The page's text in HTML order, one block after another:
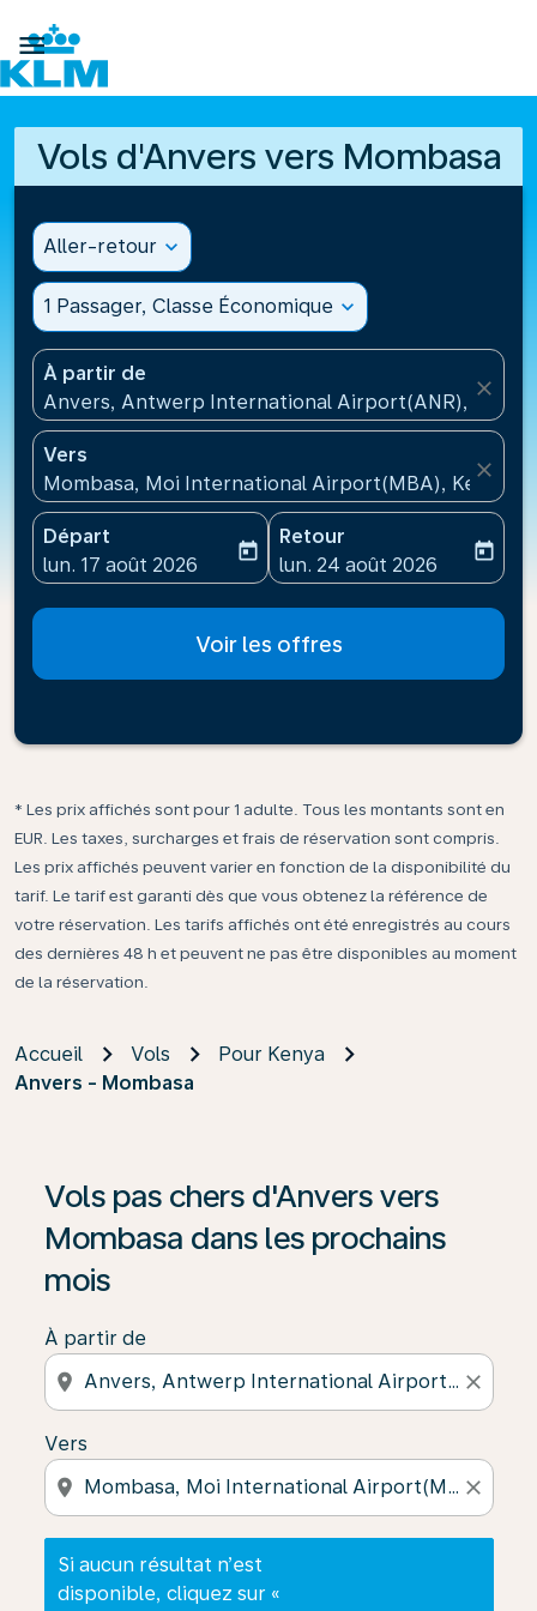

Vols d'Anvers vers Mombasa
Aller-retour expand_more
1 Passager, Classe Économique expand_more
À partir de
Anvers, Antwerp International Airport(ANR),
close
Vers
Mombasa, Moi International Airport(MBA), Kenya
close
Départ
fc-booking-departure-date-aria-label
lun. 17 août 2026
today
Retour
fc-booking-return-date-
lun. 24 août 2026
today
Voir les offres
* Les prix affichés sont pour 1 adulte. Tous les montants sont en
EUR. Les taxes, surcharges et frais de réservation sont compris.
Les prix affichés peuvent varier en fonction de la disponibilité du
tarif. Le tarif est garanti dès que vous obtenez la référence de
votre réservation. Les tarifs affichés ont été enregistrés au cours
des dernières 48 h et peuvent ne pas être disponibles au moment
de la réservation.
Accueil Vols
Pour Kenya
Anvers - Mombasa
Vols pas chers d'Anvers vers
Mombasa dans les prochains
mois
À partir de
location_on close
Vers
location_on close
Si aucun résultat n’est
disponible, cliquez sur «
Si aucun résultat n’est disponible, cliquez sur «